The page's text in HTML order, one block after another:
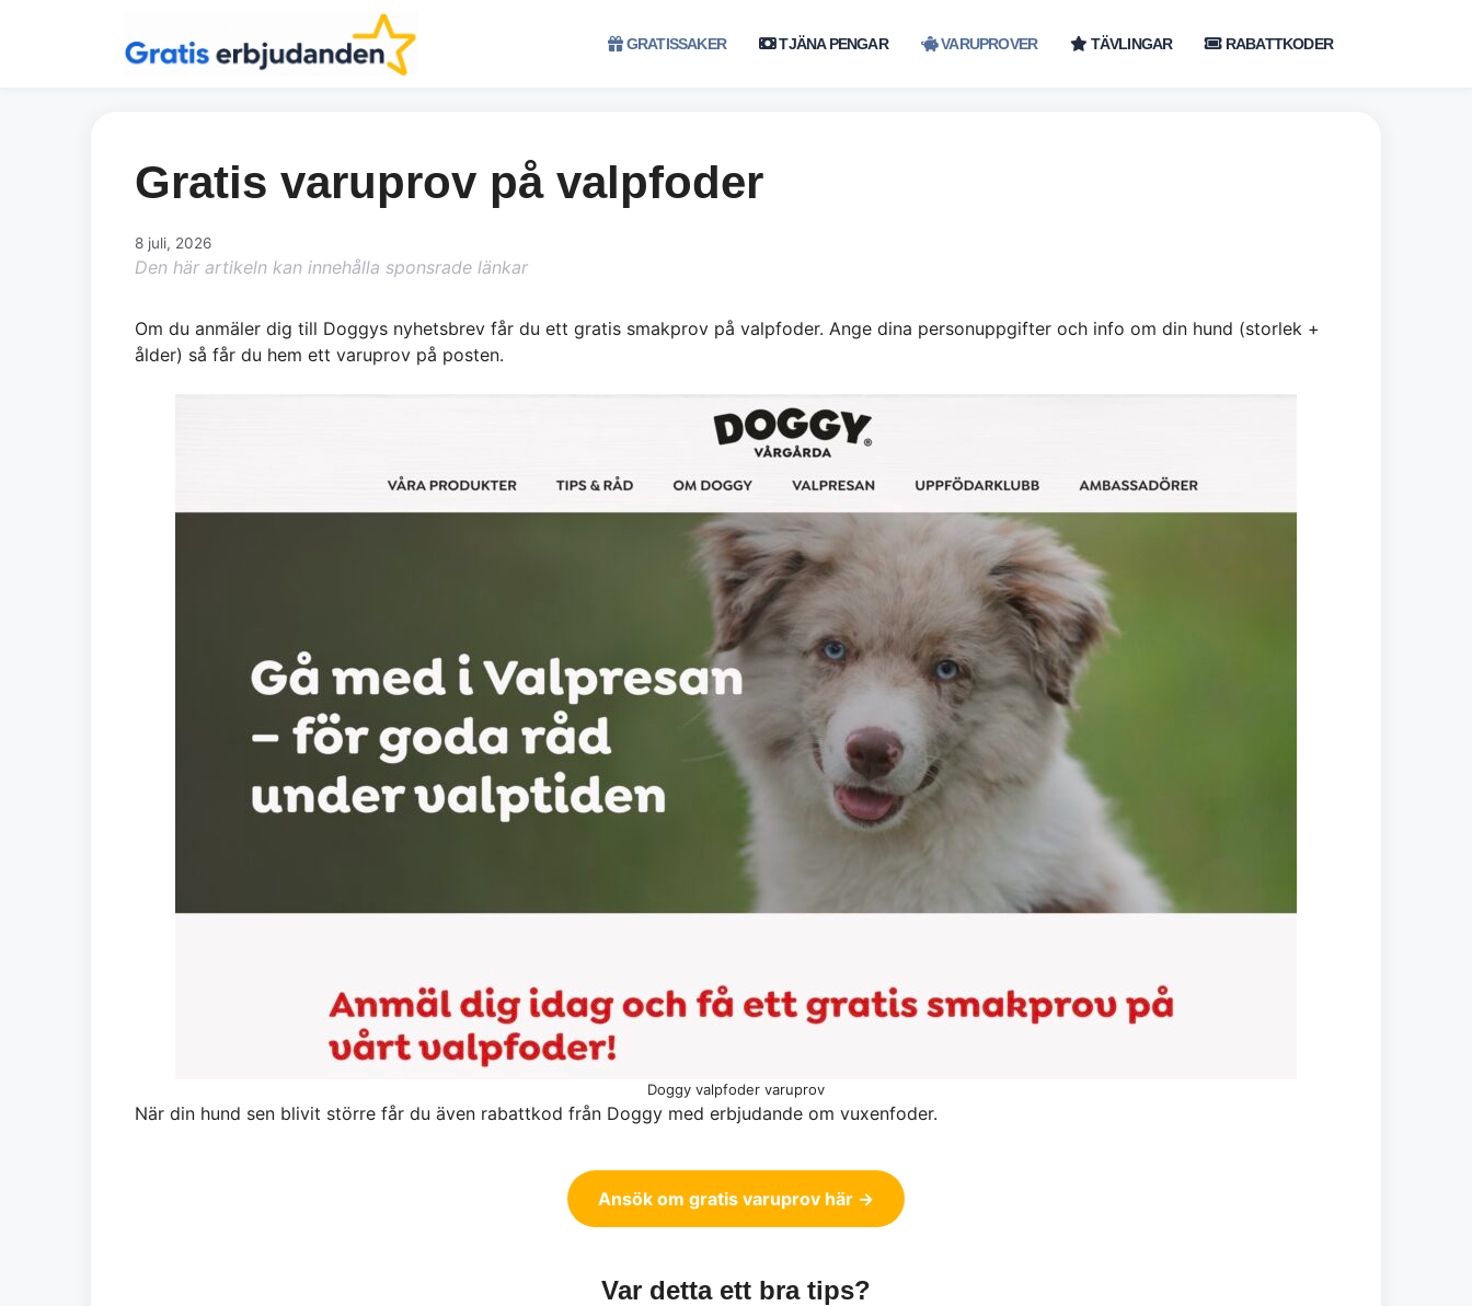
GRATISSAKER TJÄNA PENGAR VARUPROVER TÄVLINGAR RABATTKODER
Gratis varuprov på valpfoder
8 juli, 2026
Den här artikeln kan innehålla sponsrade länkar
Om du anmäler dig till Doggys nyhetsbrev får du ett gratis smakprov på valpfoder. Ange dina personuppgifter och info om din hund (storlek +
ålder) så får du hem ett varuprov på posten.
Doggy valpfoder varuprov
När din hund sen blivit större får du även rabattkod från Doggy med erbjudande om vuxenfoder.
Ansök om gratis varuprov här →
Var detta ett bra tips?